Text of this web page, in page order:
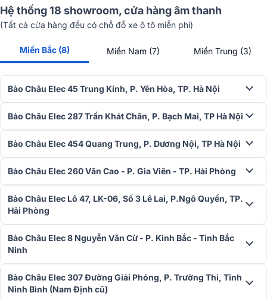
Hệ thống 18 showroom, cửa hàng âm thanh
(Tất cả cửa hàng đều có chỗ đỗ xe ô tô miễn phí)
Miền Bắc (8) Miền Nam (7) Miền Trung (3)
Bảo Châu Elec 45 Trung Kính, P. Yên Hòa, TP. Hà Nội
Bảo Châu Elec 287 Trần Khát Chân, P. Bạch Mai, TP Hà Nội
Bảo Châu Elec 454 Quang Trung, P. Dương Nội, TP Hà Nội
Bảo Châu Elec 260 Văn Cao - P. Gia Viên - TP. Hải Phòng
Bảo Châu Elec Lô 47, LK-06, Số 3 Lê Lai, P.Ngô Quyền, TP.
Hải Phòng
Bảo Châu Elec 8 Nguyễn Văn Cừ - P. Kinh Bắc - Tỉnh Bắc
Ninh
Bảo Châu Elec 307 Đường Giải Phóng, P. Trường Thi, Tỉnh
Ninh Bình (Nam Định cũ)